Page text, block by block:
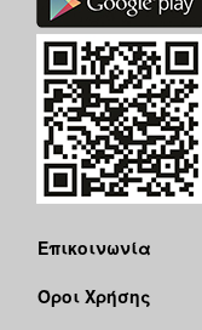
Επικοινωνία
Όροι Χρήσης